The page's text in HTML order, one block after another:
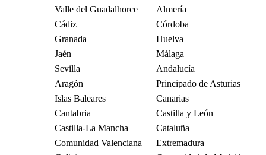
Valle del Guadalhorce
Almería
Cádiz
Córdoba
Granada
Huelva
Jaén
Málaga
Sevilla
Andalucía
Aragón
Principado de Asturias
Islas Baleares
Canarias
Cantabria
Castilla y León
Castilla-La Mancha
Cataluña
Comunidad Valenciana
Extremadura